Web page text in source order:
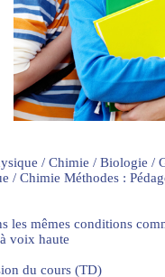
/ Chimie / Biologie /
/ Chimie Méthodes :
les mêmes conditions
voix haute
du cours (TD)